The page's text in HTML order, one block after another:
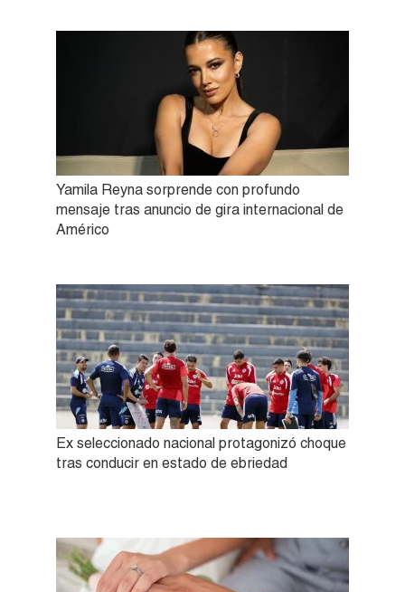
Yamila Reyna sorprende con profundo
mensaje tras anuncio de gira internacional de
Américo
Ex seleccionado nacional protagonizó choque
tras conducir en estado de ebriedad